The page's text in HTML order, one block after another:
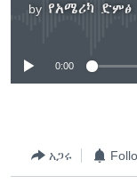
by የአሜሪካ ድምፅ
No
0:00
አጋሩ